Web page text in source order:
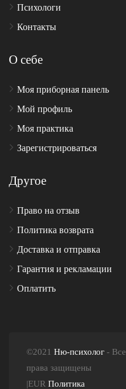
Психологи
Контакты
О себе
Моя приборная панель
Мой профиль
Моя практика
Зарегистрироваться
Другое
Право на отзыв
Политика возврата
Доставка и отправка
Гарантия и рекламации
Оплатить
©2021 Ню-психолог - Все
права защищены
|EUR Политика